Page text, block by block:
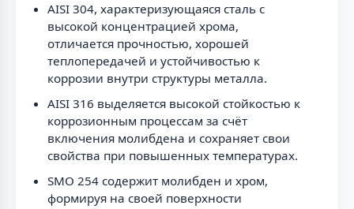
AISI 304, характеризующаяся сталь с
высокой концентрацией хрома,
отличается прочностью, хорошей
теплопередачей и устойчивостью к
коррозии внутри структуры металла.
AISI 316 выделяется высокой стойкостью к
коррозионным процессам за счёт
включения молибдена и сохраняет свои
свойства при повышенных температурах.
SMO 254 содержит молибден и хром,
формируя на своей поверхности